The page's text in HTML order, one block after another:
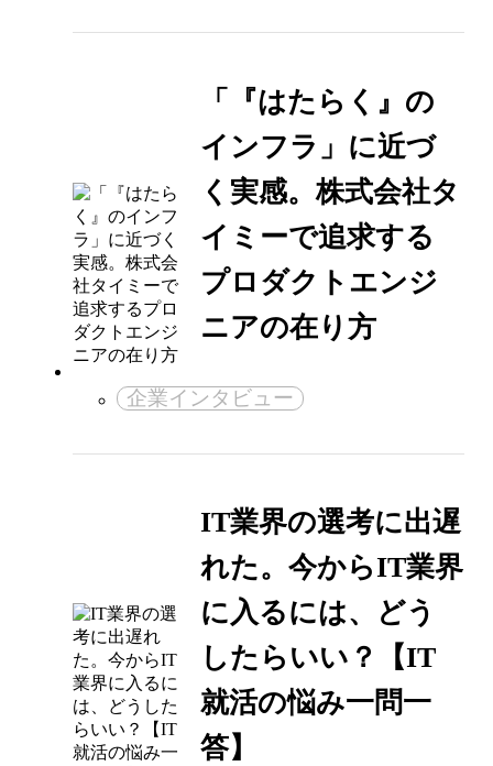
「『はたらく』の
インフラ」に近づ
く実感。株式会社タ
イミーで追求する
プロダクトエンジ
ニアの在り方
企業インタビュー
IT業界の選考に出遅
れた。今からIT業界
に入るには、どう
したらいい？【IT
就活の悩み一問一
答】